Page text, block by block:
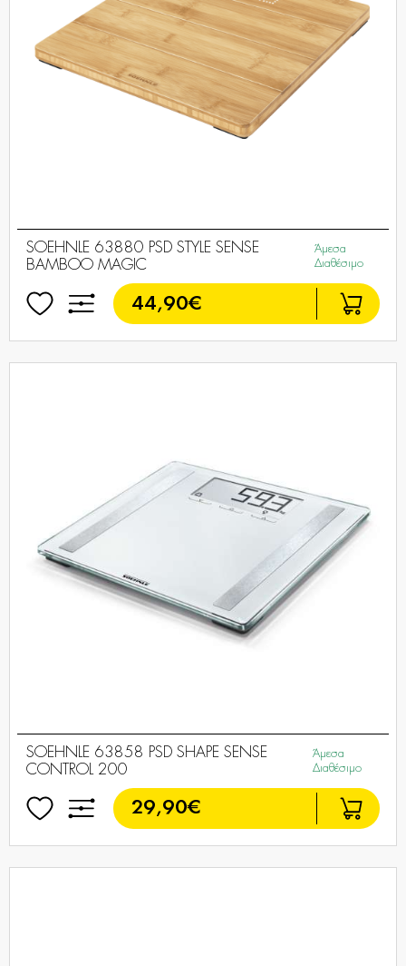
SOEHNLE 63880 PSD STYLE SENSE
BAMBOO MAGIC
Άμεσα
Διαθέσιμο
44,90€
SOEHNLE 63858 PSD SHAPE SENSE
CONTROL 200
Άμεσα
Διαθέσιμο
29,90€